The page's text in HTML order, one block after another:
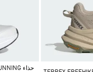
حذاء DURAMO SL 2 RUNNING